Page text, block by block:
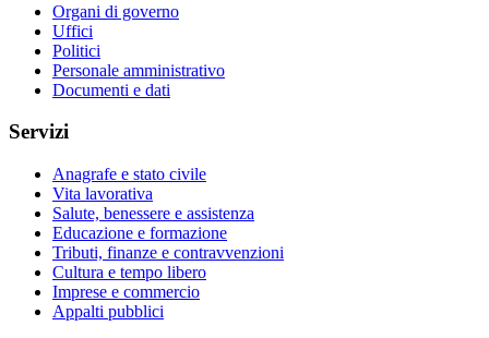
Organi di governo
Uffici
Politici
Personale amministrativo
Documenti e dati
Servizi
Anagrafe e stato civile
Vita lavorativa
Salute, benessere e assistenza
Educazione e formazione
Tributi, finanze e contravvenzioni
Cultura e tempo libero
Imprese e commercio
Appalti pubblici